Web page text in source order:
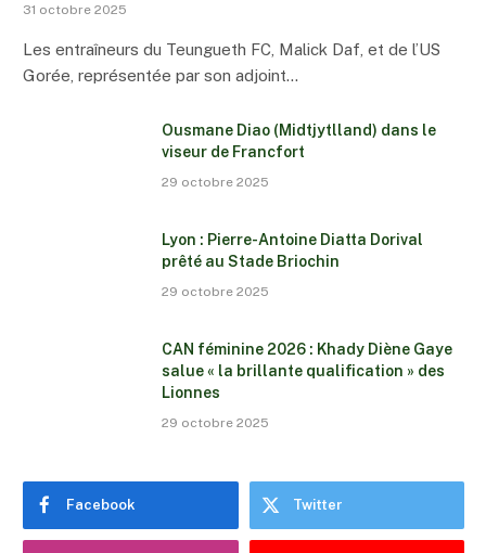
31 octobre 2025
Les entraîneurs du Teungueth FC, Malick Daf, et de l’US
Gorée, représentée par son adjoint…
Ousmane Diao (Midtjytlland) dans le
viseur de Francfort
29 octobre 2025
Lyon : Pierre-Antoine Diatta Dorival
prêté au Stade Briochin
29 octobre 2025
CAN féminine 2026 : Khady Diène Gaye
salue « la brillante qualification » des
Lionnes
29 octobre 2025
Facebook Twitter